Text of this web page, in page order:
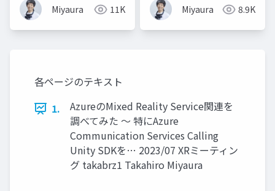
Miyaura 11K Miyaura 8.9K
各ページのテキスト
1.
AzureのMixed Reality Service関連を
調べてみた ～ 特にAzure
Communication Services Calling
Unity SDKを… 2023/07 XRミーティン
グ takabrz1 Takahiro Miyaura